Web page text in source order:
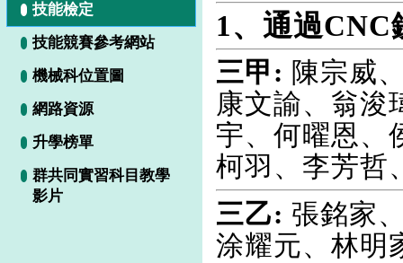
技能檢定
技能競賽參考網站
機械科位置圖
網路資源
升學榜單
群共同實習科目教學
影片
1、 通過CNC
三甲: 陳宗威
康文諭、翁浚
宇、何曜恩、
柯羽、李芳哲
三乙: 張銘家
涂耀元、林明